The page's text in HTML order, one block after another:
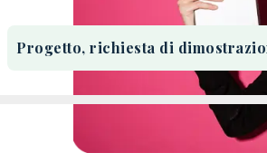
Progetto, richiesta di